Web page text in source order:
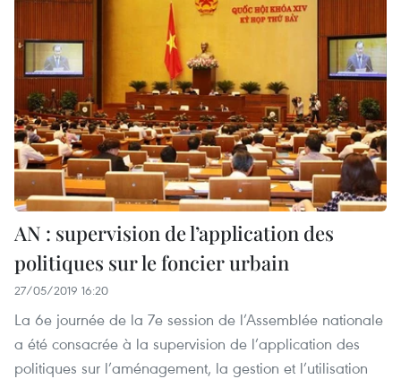
AN : supervision de l’application des
politiques sur le foncier urbain
27/05/2019 16:20
La 6e journée de la 7e session de l’Assemblée nationale
a été consacrée à la supervision de l’application des
politiques sur l’aménagement, la gestion et l’utilisation